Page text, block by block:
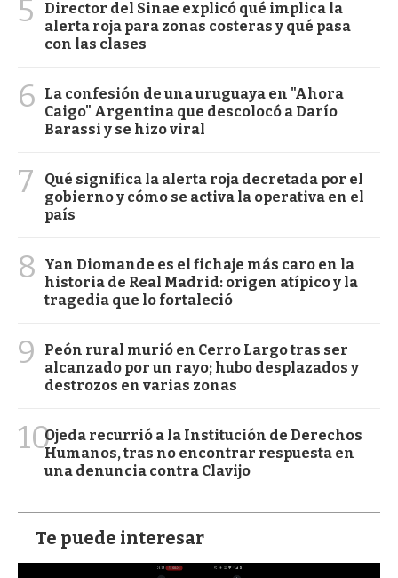
5
Director del Sinae explicó qué implica la
alerta roja para zonas costeras y qué pasa
con las clases
6
La confesión de una uruguaya en "Ahora
Caigo" Argentina que descolocó a Darío
Barassi y se hizo viral
7
Qué significa la alerta roja decretada por el
gobierno y cómo se activa la operativa en el
país
8
Yan Diomande es el fichaje más caro en la
historia de Real Madrid: origen atípico y la
tragedia que lo fortaleció
9
Peón rural murió en Cerro Largo tras ser
alcanzado por un rayo; hubo desplazados y
destrozos en varias zonas
10Ojeda recurrió a la Institución de Derechos
Humanos, tras no encontrar respuesta en
una denuncia contra Clavijo
Te puede interesar